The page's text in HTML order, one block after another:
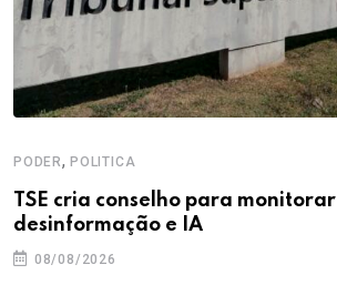
PODER, POLITICA
TSE cria conselho para monitorar
desinformação e IA
08/08/2026